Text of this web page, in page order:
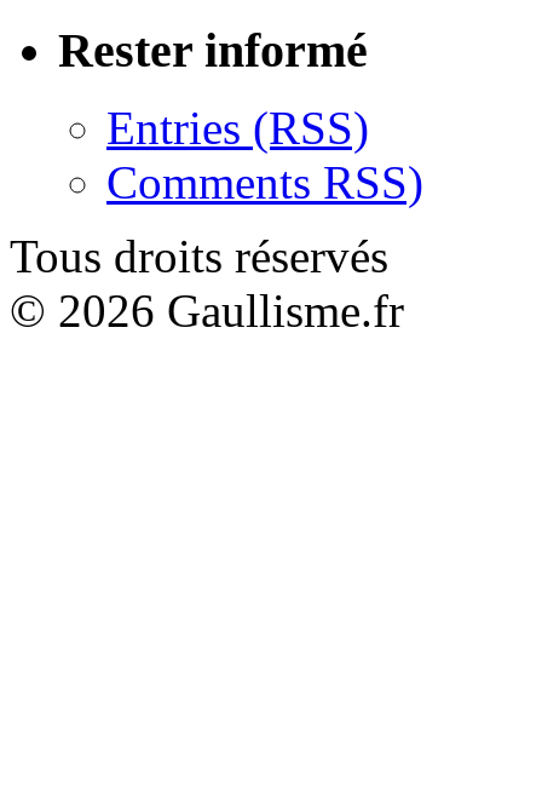
Rester informé
Entries (RSS)
Comments RSS)
Tous droits réservés
© 2026 Gaullisme.fr